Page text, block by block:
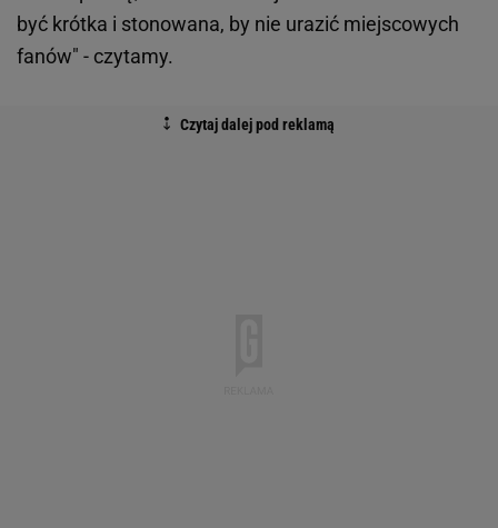
być krótka i stonowana, by nie urazić miejscowych
fanów" - czytamy.